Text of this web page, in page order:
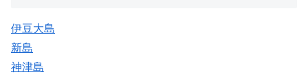
伊豆大島
新島
神津島